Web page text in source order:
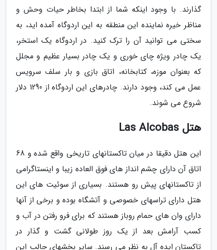
گذارند. با وجود اینکه شما از ابتدا بخاطر حیات وحش و
مناظر خیره نماینده این منطقه به این اردوگاه آمده اید، به
سختی می توانید آن را ترک کنید. در اردوگاه یک استخر،
یک چادر ویژه چای خوری و یک چادر بسیار عظیم و مجلل
که بعنوان موزه، کتابخانه، اتاق بازی و بار سلف سرویس
عمل می کند، وجود دارند. چادرهای این اردوگاه از 1290 دلار
شروع می شوند.
هتل Las Alcobas
این هتل دقیقا در میان تاکستانهای تاریخی واقع شده و 68
اتاق آن دارای چشم انداز های فوق العاده زیبا و اینستاگرامی
از تاکستانهای پیش رو هستند. بسیاری از سوئیت های این
هتل دارای تراسهای خصوصی و آتشگاه بوده و برخی از آنها
دارای وان های حمام روباز هستند که برای فرو رفتن در آب و
کسب آرامش بعد از یک روز طولانی گشت و گذار در
تاکستان ایده آل به نظر می رسند. سایر بخشهای جالب این